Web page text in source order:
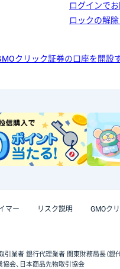
ログインで
ロックの解除
クリック証券の口座を開設
マー リスク説明 GMOク
業者 銀行代理業者 関東財務局長（銀
協会、日本商品先物取引協会